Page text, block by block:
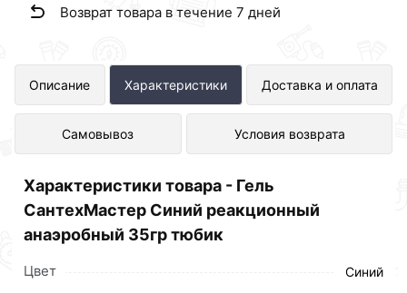
Возврат товара в течение 7 дней
Описание Характеристики Доставка и оплата
Самовывоз Условия возврата
Гель СантехМастер Синий
реакционный анаэробный 35гр
тюбик представлен в интернет-
цене за шт 253 рублей.
Характеристики товара - Гель
СантехМастер Синий реакционный
анаэробный 35гр тюбик
Цвет Синий